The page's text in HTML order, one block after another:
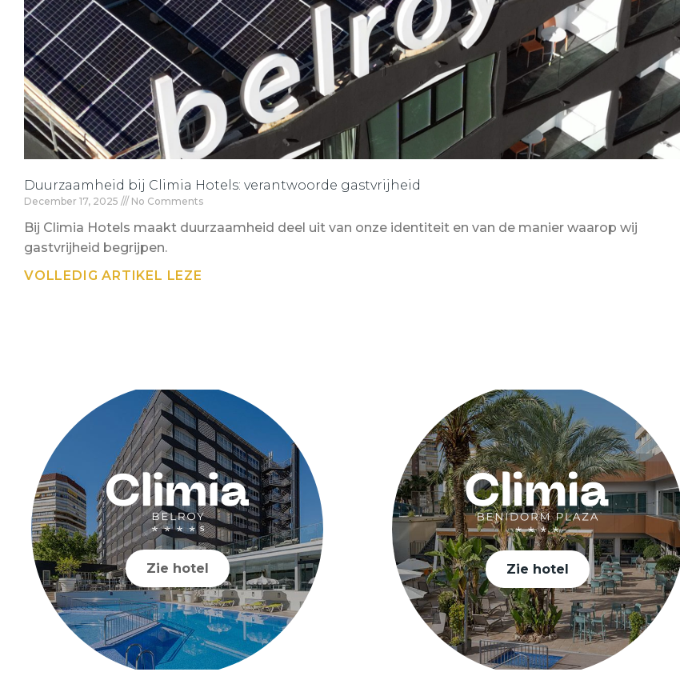
Duurzaamheid bij Climia Hotels: verantwoorde gastvrijheid
December 17, 2025 No Comments
Bij Climia Hotels maakt duurzaamheid deel uit van onze identiteit en van de manier waarop wij
gastvrijheid begrijpen.
VOLLEDIG ARTIKEL LEZE
Zie hotel Zie hotel